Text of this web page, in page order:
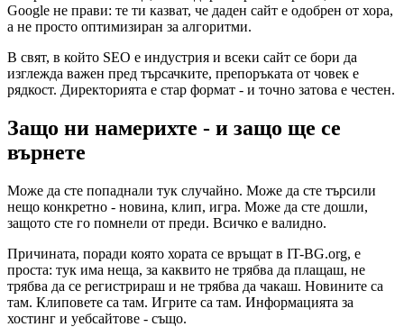
Google не прави: те ти казват, че даден сайт е одобрен от хора,
а не просто оптимизиран за алгоритми.
В свят, в който SEO е индустрия и всеки сайт се бори да
изглежда важен пред търсачките, препоръката от човек е
рядкост. Директорията е стар формат - и точно затова е честен.
Защо ни намерихте - и защо ще се
върнете
Може да сте попаднали тук случайно. Може да сте търсили
нещо конкретно - новина, клип, игра. Може да сте дошли,
защото сте го помнели от преди. Всичко е валидно.
Причината, поради която хората се връщат в IT-BG.org, е
проста: тук има неща, за каквито не трябва да плащаш, не
трябва да се регистрираш и не трябва да чакаш. Новините са
там. Клиповете са там. Игрите са там. Информацията за
хостинг и уебсайтове - също.